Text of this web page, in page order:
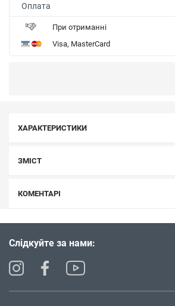
Оплата
При отриманні
Visa, MasterCard
ХАРАКТЕРИСТИКИ
ЗМІСТ
КОМЕНТАРІ
Слідкуйте за нами: